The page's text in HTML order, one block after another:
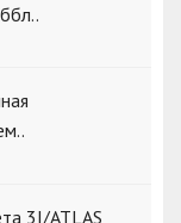
3I/ATLAS